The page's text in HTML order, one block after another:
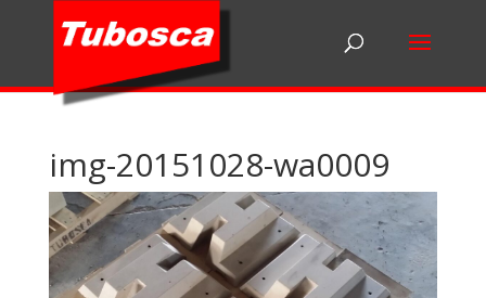
img-20151028-wa0009